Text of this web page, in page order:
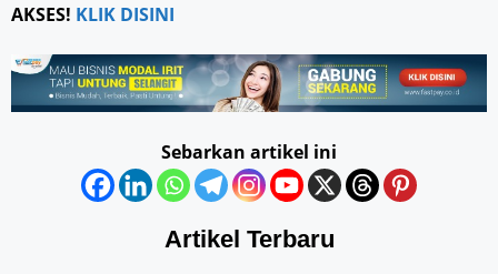
AKSES! KLIK DISINI
Sebarkan artikel ini
Artikel Terbaru